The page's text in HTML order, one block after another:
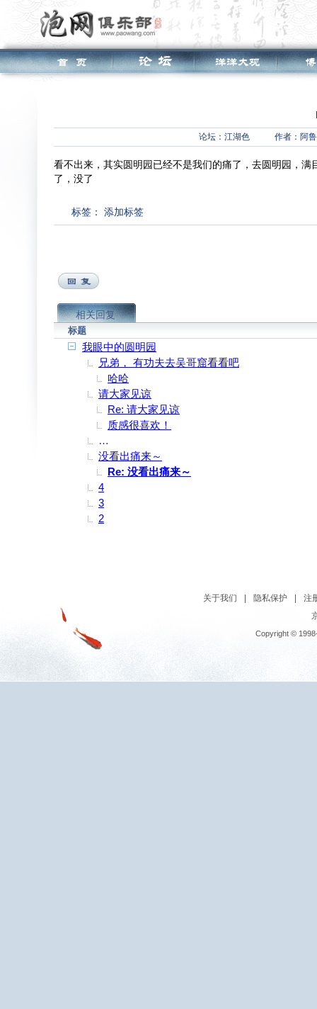
论坛： 江湖色 作者：阿
看不出来，其实圆明园已经不是我们的痛了，去圆明园，
了，没了
标签： 添加标签
相关回复
标题
我眼中的圆明园
兄弟， 有功夫去吴哥窟看看吧
哈哈
请大家见谅
Re: 请大家见谅
质感很喜欢！
踩到被毁拉的断壁残骸,就能想到我伟大的中华
没看出痛来～
Re: 没看出痛来～
4
3
2
关于我们 隐私保护
注
Copyright ©